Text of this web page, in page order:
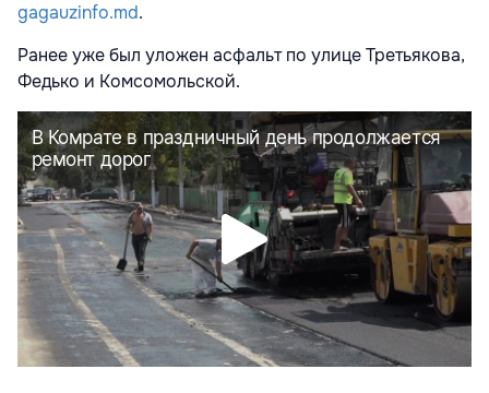
gagauzinfo.md.
Ранее уже был уложен асфальт по улице Третьякова,
Федько и Комсомольской.